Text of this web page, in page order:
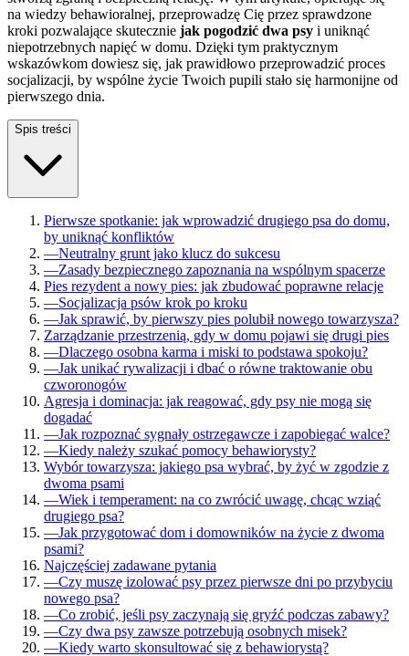
na wiedzy behawioralnej, przeprowadzę Cię przez sprawdzone
kroki pozwalające skutecznie jak pogodzić dwa psy i uniknąć
niepotrzebnych napięć w domu. Dzięki tym praktycznym
wskazówkom dowiesz się, jak prawidłowo przeprowadzić proces
socjalizacji, by wspólne życie Twoich pupili stało się harmonijne od
pierwszego dnia.
Spis treści
Pierwsze spotkanie: jak wprowadzić drugiego psa do domu,
by uniknąć konfliktów
—Neutralny grunt jako klucz do sukcesu
—Zasady bezpiecznego zapoznania na wspólnym spacerze
Pies rezydent a nowy pies: jak zbudować poprawne relacje
—Socjalizacja psów krok po kroku
—Jak sprawić, by pierwszy pies polubił nowego towarzysza?
Zarządzanie przestrzenią, gdy w domu pojawi się drugi pies
—Dlaczego osobna karma i miski to podstawa spokoju?
—Jak unikać rywalizacji i dbać o równe traktowanie obu
czworonogów
Agresja i dominacja: jak reagować, gdy psy nie mogą się
dogadać
—Jak rozpoznać sygnały ostrzegawcze i zapobiegać walce?
—Kiedy należy szukać pomocy behawiorysty?
Wybór towarzysza: jakiego psa wybrać, by żyć w zgodzie z
dwoma psami
—Wiek i temperament: na co zwrócić uwagę, chcąc wziąć
drugiego psa?
—Jak przygotować dom i domowników na życie z dwoma
psami?
Najczęściej zadawane pytania
—Czy muszę izolować psy przez pierwsze dni po przybyciu
nowego psa?
—Co zrobić, jeśli psy zaczynają się gryźć podczas zabawy?
—Czy dwa psy zawsze potrzebują osobnych misek?
—Kiedy warto skonsultować się z behawiorystą?